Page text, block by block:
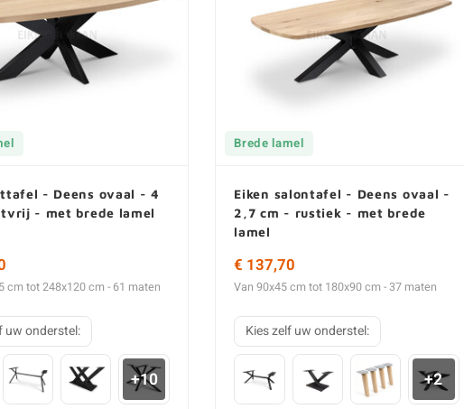
- Deens ovaal - 4
- met brede lamel
cm tot 248x120 cm - 61 maten
uw onderstel:
+10
Brede lamel
Eiken salontafel - Deens ovaal -
2,7 cm - rustiek - met brede
lamel
€ 137,70
Van 90x45 cm tot 180x90 cm - 37 maten
Kies zelf uw onderstel:
+2